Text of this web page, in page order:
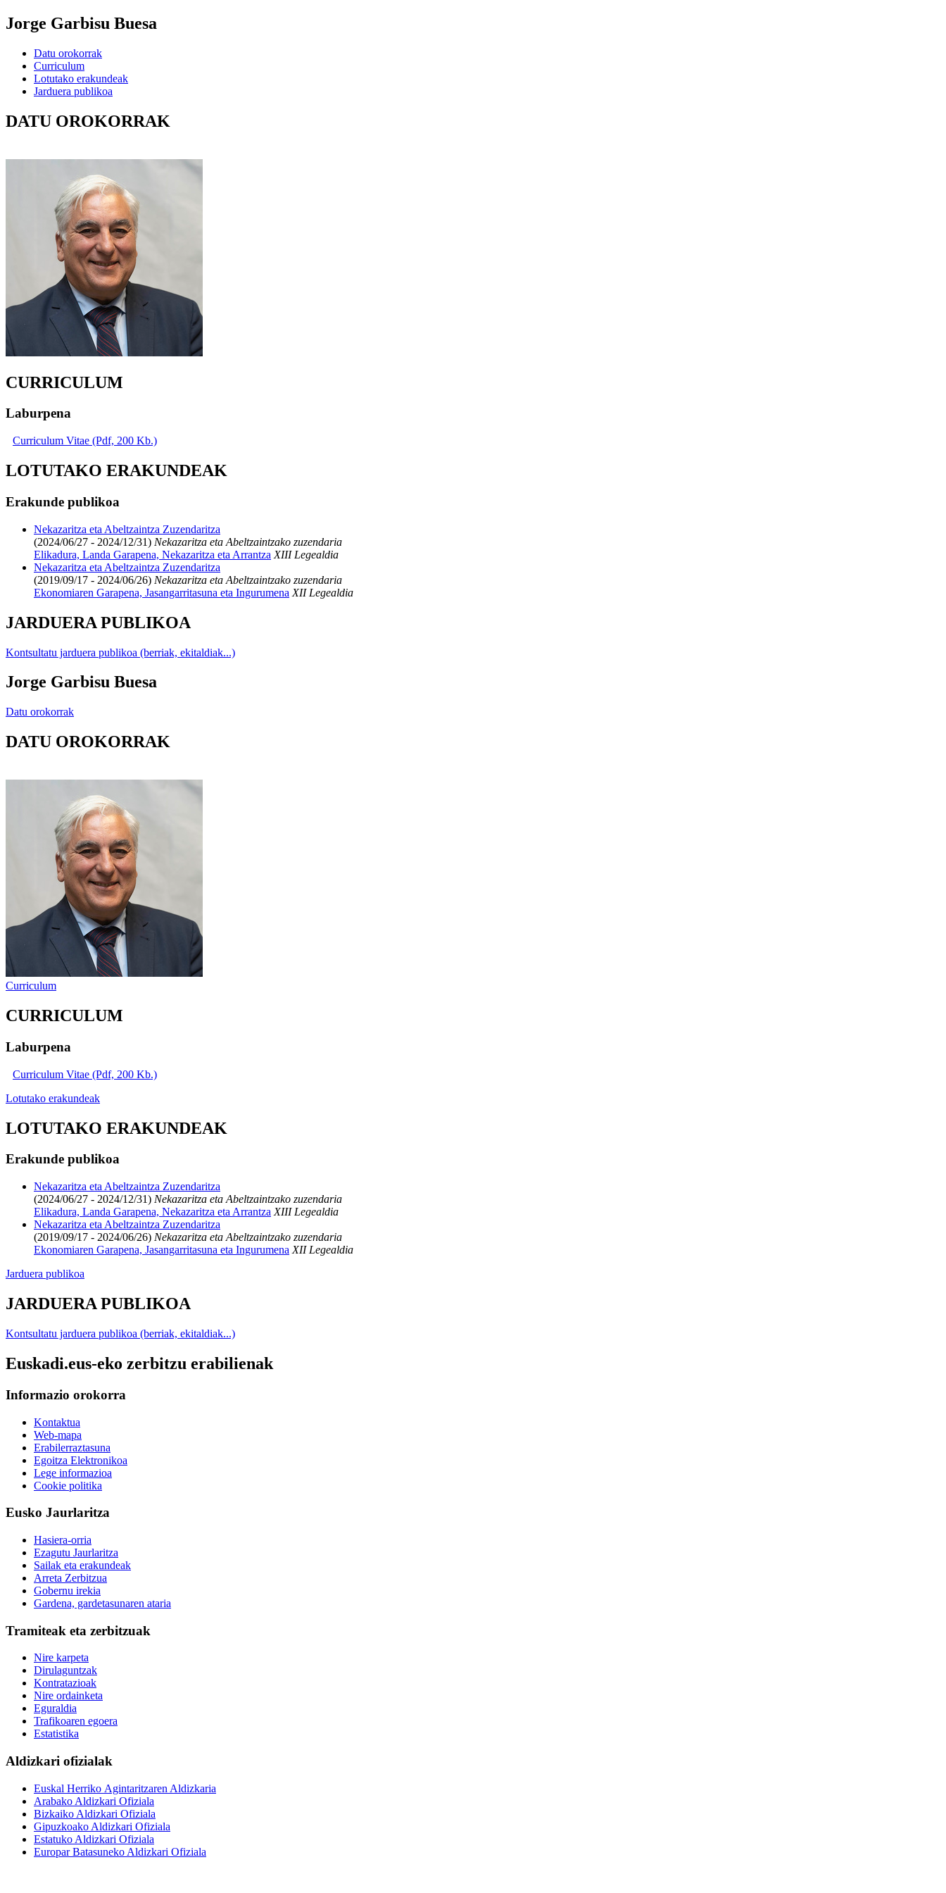
Jorge Garbisu Buesa
Datu orokorrak
Curriculum
Lotutako erakundeak
Jarduera publikoa
DATU OROKORRAK
CURRICULUM
Laburpena
Curriculum Vitae (Pdf, 200 Kb.)
LOTUTAKO ERAKUNDEAK
Erakunde publikoa
Nekazaritza eta Abeltzaintza Zuzendaritza
(2024/06/27 - 2024/12/31) Nekazaritza eta Abeltzaintzako zuzendaria
Elikadura, Landa Garapena, Nekazaritza eta Arrantza XIII Legealdia
Nekazaritza eta Abeltzaintza Zuzendaritza
(2019/09/17 - 2024/06/26) Nekazaritza eta Abeltzaintzako zuzendaria
Ekonomiaren Garapena, Jasangarritasuna eta Ingurumena XII Legealdia
JARDUERA PUBLIKOA
Kontsultatu jarduera publikoa (berriak, ekitaldiak...)
Jorge Garbisu Buesa
Datu orokorrak
DATU OROKORRAK
Curriculum
CURRICULUM
Laburpena
Curriculum Vitae (Pdf, 200 Kb.)
Lotutako erakundeak
LOTUTAKO ERAKUNDEAK
Erakunde publikoa
Nekazaritza eta Abeltzaintza Zuzendaritza
(2024/06/27 - 2024/12/31) Nekazaritza eta Abeltzaintzako zuzendaria
Elikadura, Landa Garapena, Nekazaritza eta Arrantza XIII Legealdia
Nekazaritza eta Abeltzaintza Zuzendaritza
(2019/09/17 - 2024/06/26) Nekazaritza eta Abeltzaintzako zuzendaria
Ekonomiaren Garapena, Jasangarritasuna eta Ingurumena XII Legealdia
Jarduera publikoa
JARDUERA PUBLIKOA
Kontsultatu jarduera publikoa (berriak, ekitaldiak...)
Euskadi.eus-eko zerbitzu erabilienak
Informazio orokorra
Kontaktua
Web-mapa
Erabilerraztasuna
Egoitza Elektronikoa
Lege informazioa
Cookie politika
Eusko Jaurlaritza
Hasiera-orria
Ezagutu Jaurlaritza
Sailak eta erakundeak
Arreta Zerbitzua
Gobernu irekia
Gardena, gardetasunaren ataria
Tramiteak eta zerbitzuak
Nire karpeta
Dirulaguntzak
Kontratazioak
Nire ordainketa
Eguraldia
Trafikoaren egoera
Estatistika
Aldizkari ofizialak
Euskal Herriko Agintaritzaren Aldizkaria
Arabako Aldizkari Ofiziala
Bizkaiko Aldizkari Ofiziala
Gipuzkoako Aldizkari Ofiziala
Estatuko Aldizkari Ofiziala
Europar Batasuneko Aldizkari Ofiziala